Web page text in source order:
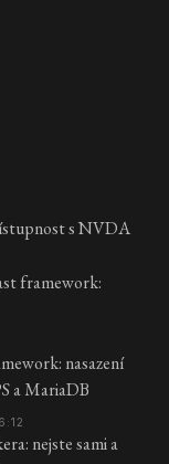
s NVDA
framework:
nasazení
a MariaDB
nejste sami a